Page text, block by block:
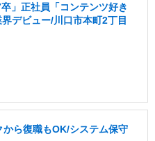
」正社員「コンテンツ好き
デビュー/川口市本町2丁目
ら復職もOK/システム保守